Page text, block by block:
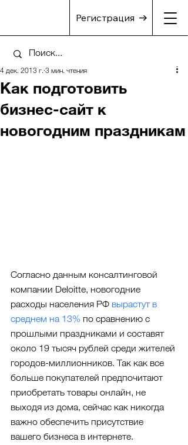
Регистрация
Как подготовить
бизнес-сайт к
новогодним праздникам
4 дек. 2013 г. 3 мин. чтения
Согласно данным консалтинговой
компании Deloitte, новогодние
расходы населения РФ вырастут в
среднем на 13% по сравнению с
прошлыми праздниками и составят
около 19 тысяч рублей среди жителей
городов-миллионников. Так как все
больше покупателей предпочитают
приобретать товары онлайн, не
выходя из дома, сейчас как никогда
важно обеспечить присутствие
вашего бизнеса в интернете.